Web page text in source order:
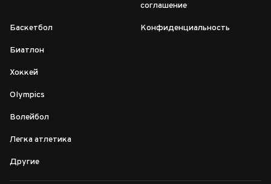
Баскетбол
Биатлон
Хоккей
Olympics
Волейбол
Легка атлетика
Другие
соглашение
Конфиденциальность